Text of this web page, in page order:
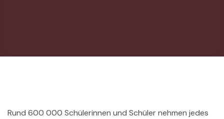
Rund 600 000 Schülerinnen und Schüler nehmen jedes